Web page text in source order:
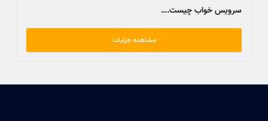
سرویس خواب چیست.…
مشاهده جزئیات